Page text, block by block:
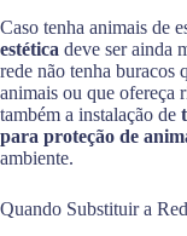
Caso tenha animais de
estética deve ser ainda
rede não tenha buracos
animais ou que ofereça
também a instalação de
para proteção de
ambiente.
Quando Substituir a